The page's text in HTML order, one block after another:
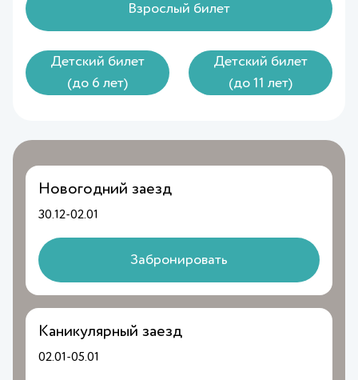
Взрослый билет
Детский билет
(до 6 лет)
Детский билет
(до 11 лет)
Новогодний заезд
30.12-02.01
Забронировать
Каникулярный заезд
02.01-05.01